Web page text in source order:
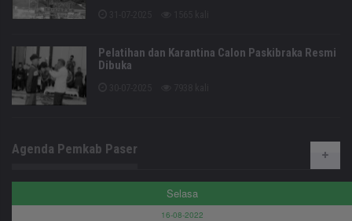
Pelatihan dan Karantina Calon Paskibraka Resmi
Dibuka
Agenda Pemkab Paser
Selasa
16-08-2022